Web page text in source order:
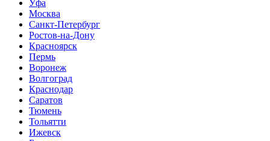
Уфа
Москва
Санкт-Петербург
Ростов-на-Дону
Красноярск
Пермь
Воронеж
Волгоград
Краснодар
Саратов
Тюмень
Тольятти
Ижевск